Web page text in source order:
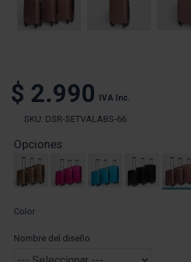
$ 2.990 IVA Inc.
SKU: DSR-SETVALABS-66
Opciones
Color
Nombre del diseño